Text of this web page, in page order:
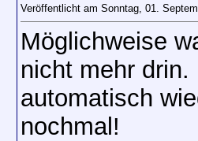
Veröffentlicht am Sonntag, 01.
Möglichweise
nicht mehr
automatisch
nochmal!